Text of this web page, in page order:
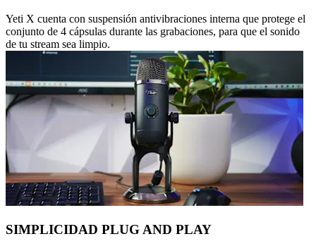
Yeti X cuenta con suspensión antivibraciones interna que protege el
conjunto de 4 cápsulas durante las grabaciones, para que el sonido
de tu stream sea limpio.
SIMPLICIDAD PLUG AND PLAY